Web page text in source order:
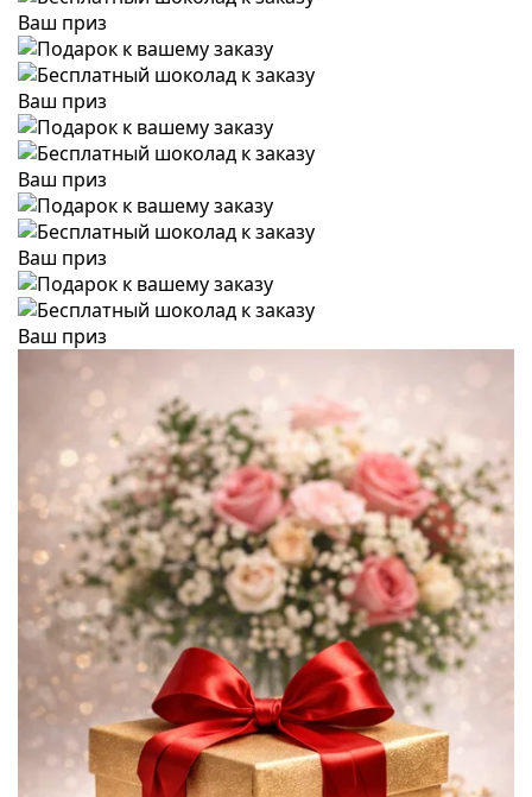
Ваш приз
Ваш приз
Ваш приз
Ваш приз
Ваш приз